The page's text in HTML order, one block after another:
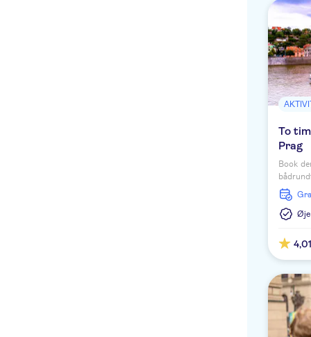
To
Prag
Book
byens
4,01